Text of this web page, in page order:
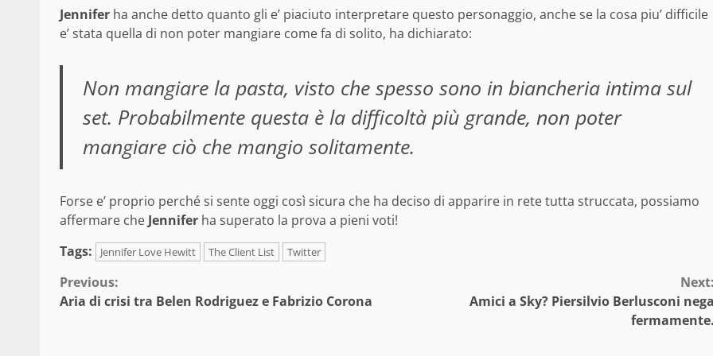
Jennifer ha anche detto quanto gli e’ piaciuto interpretare questo personaggio, anche se la cosa piu’ difficile
e’ stata quella di non poter mangiare come fa di solito, ha dichiarato:
Non mangiare la pasta, visto che spesso sono in biancheria intima sul
set. Probabilmente questa è la difficoltà più grande, non poter
mangiare ciò che mangio solitamente.
Forse e’ proprio perché si sente oggi così sicura che ha deciso di apparire in rete tutta struccata, possiamo
affermare che Jennifer ha superato la prova a pieni voti!
Tags:
Jennifer Love Hewitt The Client List Twitter
Continue
Previous:
Aria di crisi tra Belen Rodriguez e Fabrizio Corona
Next:
Amici a Sky? Piersilvio Berlusconi nega
fermamente.